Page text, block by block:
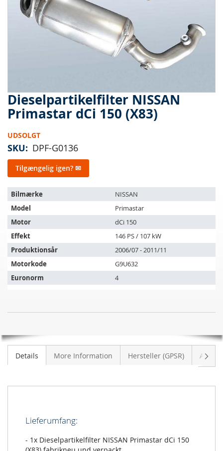
Dieselpartikelfilter NISSAN
Primastar dCi 150 (X83)
UDSOLGT
SKU DPF-G0136
Tilgængelig igen? ✉
Varen
passer
til
følgende
køretøjer:
Bilmærke
NISSAN
Model
Primastar
Motor
dCi 150
Effekt
146 PS / 107 kW
Produktionsår
2006/07 - 2011/11
Motorkode
G9U632
Euronorm
4
Primastar
dCi
150
Gå
til
starten
billedgalleriet
Details More Information Hersteller (GPSR)
Lieferumfang:
- 1x Dieselpartikelfilter NISSAN Primastar dCi 150